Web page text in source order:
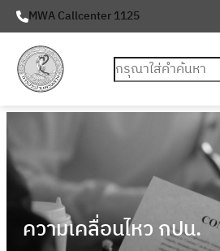
MWA Callcenter 1125
ค้นหา
ความเคลื่อนไหว กปน.